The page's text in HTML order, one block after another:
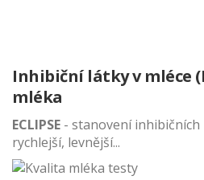
Inhibiční látky v mléce
mléka
ECLIPSE - stanovení inhibičních
rychlejší, levnější...